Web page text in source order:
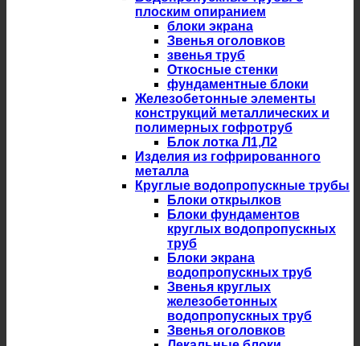
плоским опиранием
блоки экрана
Звенья оголовков
звенья труб
Откосные стенки
фундаментные блоки
Железобетонные элементы
конструкций металлических и
полимерных гофротруб
Блок лотка Л1,Л2
Изделия из гофрированного
металла
Круглые водопропускные трубы
Блоки открылков
Блоки фундаментов
круглых водопропускных
труб
Блоки экрана
водопропускных труб
Звенья круглых
железобетонных
водопропускных труб
Звенья оголовков